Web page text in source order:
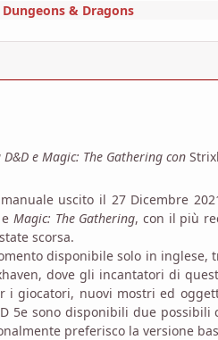
Dungeons & Dragons
e Magic: The Gathering con
uscito il 27 Dicembre
Magic: The Gathering, con il più
scorsa.
disponibile solo in inglese,
dove gli incantatori di
i giocatori, nuovi mostri ed
5e sono disponibili due
preferisco la versione